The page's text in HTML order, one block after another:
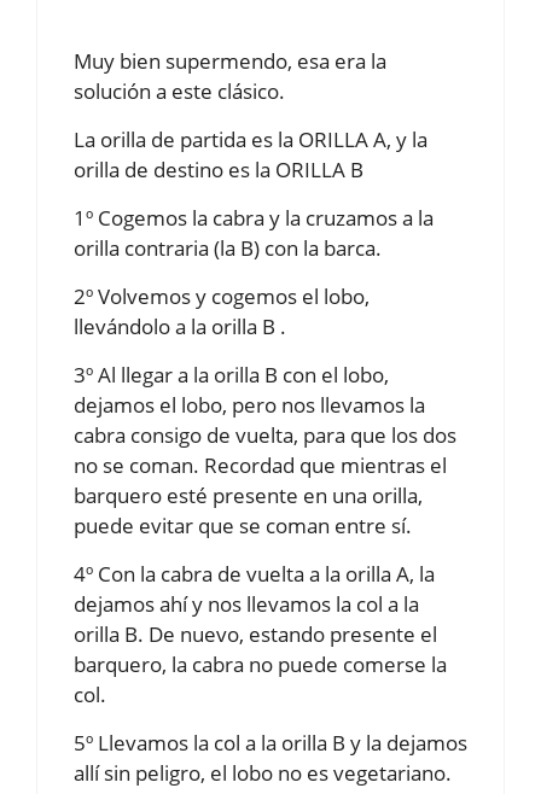
Muy bien supermendo, esa era la
solución a este clásico.
La orilla de partida es la ORILLA A, y la
orilla de destino es la ORILLA B
1º Cogemos la cabra y la cruzamos a la
orilla contraria (la B) con la barca.
2º Volvemos y cogemos el lobo,
llevándolo a la orilla B .
3º Al llegar a la orilla B con el lobo,
dejamos el lobo, pero nos llevamos la
cabra consigo de vuelta, para que los dos
no se coman. Recordad que mientras el
barquero esté presente en una orilla,
puede evitar que se coman entre sí.
4º Con la cabra de vuelta a la orilla A, la
dejamos ahí y nos llevamos la col a la
orilla B. De nuevo, estando presente el
barquero, la cabra no puede comerse la
col.
5º Llevamos la col a la orilla B y la dejamos
allí sin peligro, el lobo no es vegetariano.